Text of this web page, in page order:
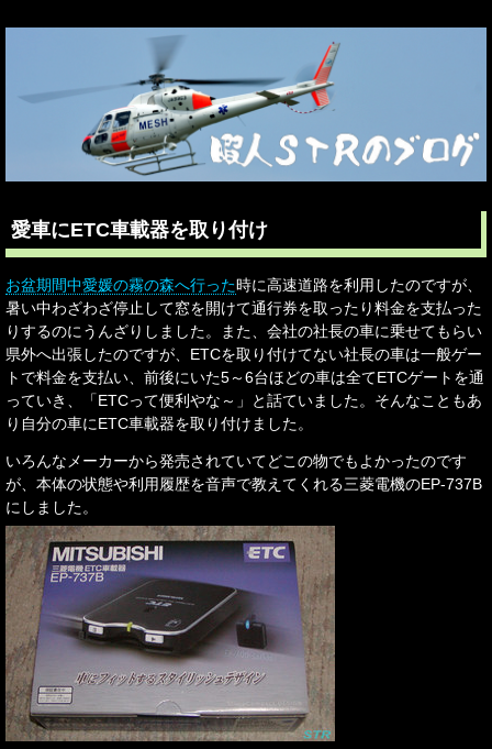
愛車にETC車載器を取り付け
お盆期間中愛媛の霧の森へ行った時に高速道路を利用したのですが、
暑い中わざわざ停止して窓を開けて通行券を取ったり料金を支払った
りするのにうんざりしました。また、会社の社長の車に乗せてもらい
県外へ出張したのですが、ETCを取り付けてない社長の車は一般ゲー
トで料金を支払い、前後にいた5～6台ほどの車は全てETCゲートを通
っていき、「ETCって便利やな～」と話ていました。そんなこともあ
り自分の車にETC車載器を取り付けました。
いろんなメーカーから発売されていてどこの物でもよかったのです
が、本体の状態や利用履歴を音声で教えてくれる三菱電機のEP-737B
にしました。